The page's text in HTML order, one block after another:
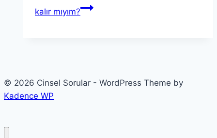
kalır mıyım?
© 2026 Cinsel Sorular - WordPress Theme by
Kadence WP